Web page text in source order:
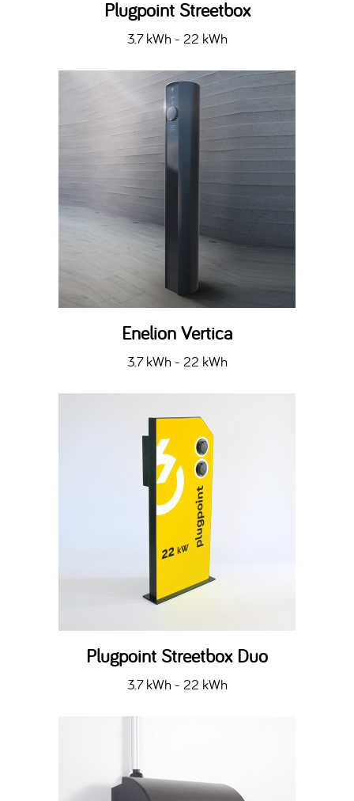
Plugpoint Streetbox
3.7 kWh - 22 kWh
Enelion Vertica
3.7 kWh - 22 kWh
Plugpoint Streetbox Duo
3.7 kWh - 22 kWh